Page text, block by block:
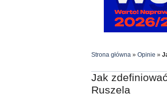
Strona główna » Opinie »
Jak
Ruszela